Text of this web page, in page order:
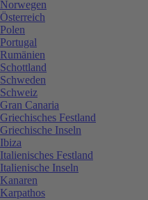
Norwegen
Österreich
Polen
Portugal
Rumänien
Schottland
Schweden
Schweiz
Gran Canaria
Griechisches Festland
Griechische Inseln
Ibiza
Italienisches Festland
Italienische Inseln
Kanaren
Karpathos